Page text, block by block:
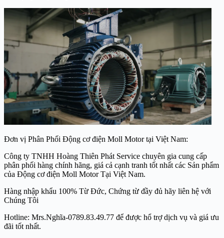
Đơn vị Phân Phối Động cơ điện Moll Motor tại Việt Nam:
Công ty TNHH Hoàng Thiên Phát Service chuyên gia cung cấp
phân phối hàng chính hãng, giá cả cạnh tranh tốt nhất các Sản phẩm
của Động cơ điện Moll Motor Tại Việt Nam.
Hàng nhập khẩu 100% Từ Đức, Chứng từ đầy đủ hãy liên hệ với
Chúng Tôi
Hotline: Mrs.Nghĩa-0789.83.49.77 để được hổ trợ dịch vụ và giá ưu
đãi tốt nhất.